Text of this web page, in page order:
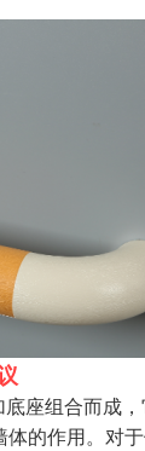
座组合而成
体的作用。